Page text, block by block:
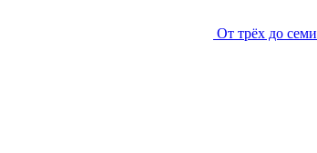
От трёх до семи